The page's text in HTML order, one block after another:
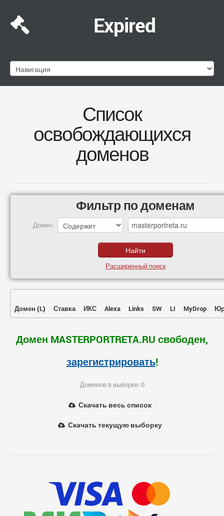
Expired
Список
освобождающихся
доменов
Фильтр по доменам
Домен
Расширенный поиск
Домен (L) Ставка ИКС Alexa Links SW LI MyDrop
Домен MASTERPORTRETA.RU свободен,
зарегистрировать!
Доменов в выборке: 0
Скачать весь список
Скачать текущую выборку